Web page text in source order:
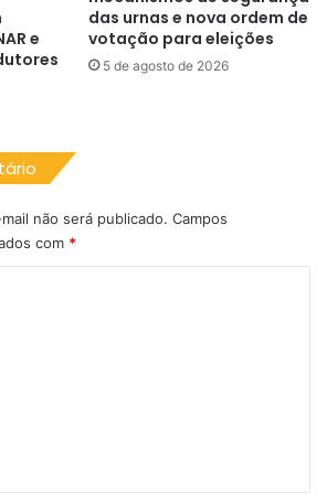
e
das urnas e nova ordem de
votação para eleições
5 de agosto de 2026
não será publicado. Campos
com *